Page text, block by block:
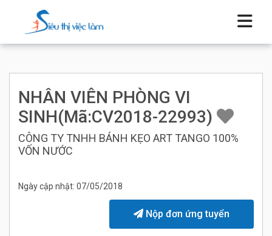
NHÂN VIÊN PHÒNG VI
SINH(Mã:CV2018-22993)
CÔNG TY TNHH BÁNH KẸO ART TANGO 100%
VỐN NƯỚC
Ngày cập nhật: 07/05/2018
Nộp đơn ứng tuyển